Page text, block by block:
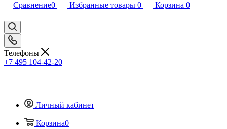
Сравнение0 Избранные товары 0 Корзина 0
Телефоны
+7 495 104-42-20
Личный кабинет
Корзина0